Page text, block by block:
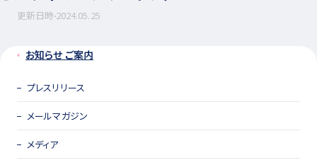
更新日時2024.05.25
お知らせ ご案内
プレスリリース
メールマガジン
メディア